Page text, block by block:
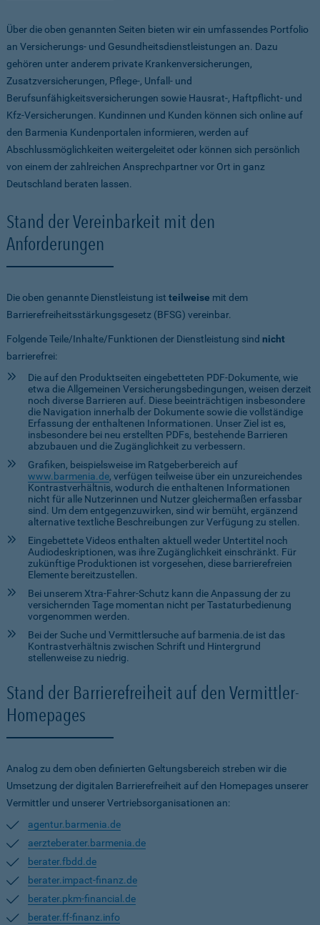
Über die oben genannten Seiten bieten wir ein umfassendes Portfolio
an Versicherungs- und Gesundheitsdienstleistungen an. Dazu
gehören unter anderem private Krankenversicherungen,
Zusatzversicherungen, Pflege-, Unfall- und
Berufsunfähigkeitsversicherungen sowie Hausrat-, Haftpflicht- und
Kfz-Versicherungen. Kundinnen und Kunden können sich online auf
den Barmenia Kundenportalen informieren, werden auf
Abschlussmöglichkeiten weitergeleitet oder können sich persönlich
von einem der zahlreichen Ansprechpartner vor Ort in ganz
Deutschland beraten lassen.
Stand der Vereinbarkeit mit den
Anforderungen
Die oben genannte Dienstleistung ist teilweise mit dem
Barrierefreiheitsstärkungsgesetz (BFSG) vereinbar.
Folgende Teile/Inhalte/Funktionen der Dienstleistung sind nicht
barrierefrei:
Die auf den Produktseiten eingebetteten PDF-Dokumente, wie
etwa die Allgemeinen Versicherungsbedingungen, weisen derzeit
noch diverse Barrieren auf. Diese beeinträchtigen insbesondere
die Navigation innerhalb der Dokumente sowie die vollständige
Erfassung der enthaltenen Informationen. Unser Ziel ist es,
insbesondere bei neu erstellten PDFs, bestehende Barrieren
abzubauen und die Zugänglichkeit zu verbessern.
Grafiken, beispielsweise im Ratgeberbereich auf
www.barmenia.de, verfügen teilweise über ein unzureichendes
Kontrastverhältnis, wodurch die enthaltenen Informationen
nicht für alle Nutzerinnen und Nutzer gleichermaßen erfassbar
sind. Um dem entgegenzuwirken, sind wir bemüht, ergänzend
alternative textliche Beschreibungen zur Verfügung zu stellen.
Eingebettete Videos enthalten aktuell weder Untertitel noch
Audiodeskriptionen, was ihre Zugänglichkeit einschränkt. Für
zukünftige Produktionen ist vorgesehen, diese barrierefreien
Elemente bereitzustellen.
Bei unserem Xtra-Fahrer-Schutz kann die Anpassung der zu
versichernden Tage momentan nicht per Tastaturbedienung
vorgenommen werden.
Bei der Suche und Vermittlersuche auf barmenia.de ist das
Kontrastverhältnis zwischen Schrift und Hintergrund
stellenweise zu niedrig.
Stand der Barrierefreiheit auf den Vermittler-
Homepages
Analog zu dem oben definierten Geltungsbereich streben wir die
Umsetzung der digitalen Barrierefreiheit auf den Homepages unserer
Vermittler und unserer Vertriebsorganisationen an:
agentur.barmenia.de
aerzteberater.barmenia.de
berater.fbdd.de
berater.impact-finanz.de
berater.pkm-financial.de
berater.ff-finanz.info